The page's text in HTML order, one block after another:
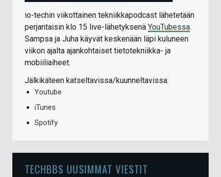
io-techin viikottainen tekniikkapodcast lähetetään
perjantaisin klo 15 live-lähetyksenä YouTubessa.
Sampsa ja Juha käyvät keskenään läpi kuluneen
viikon ajalta ajankohtaiset tietotekniikka- ja
mobiiliaiheet.
Jälkikäteen katseltavissa/kuunneltavissa:
Youtube
iTunes
Spotify
TECHBBS UUSIMMAT VIESTIT